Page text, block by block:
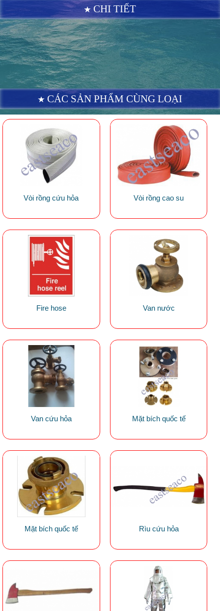
CHI TIẾT
CÁC SẢN PHẨM CÙNG LOẠI
Vòi rồng cứu hỏa Vòi rồng cao su
Fire hose Van nước
Van cứu hỏa Mặt bích quốc tế
Mặt bích quốc tế Rìu cứu hỏa